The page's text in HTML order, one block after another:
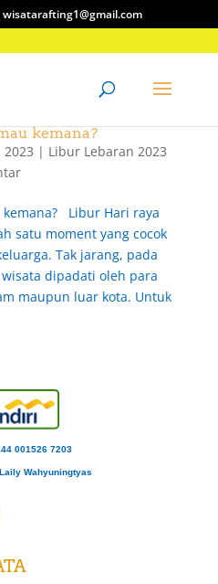
wisatarafting1@gmail.com
kemana?
2023 | Libur Lebaran 2023
kemana? Libur Hari raya
satu moment yang cocok
Tak jarang, pada
dipadati oleh para
maupun luar kota. Untuk
001526 7203
Wahyuningtyas